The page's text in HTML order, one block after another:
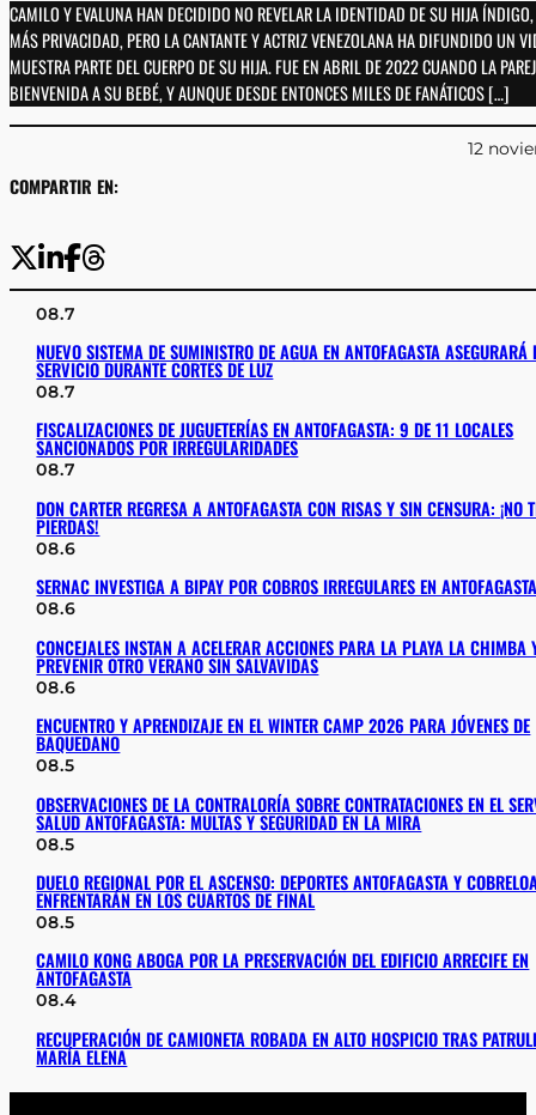
CAMILO Y EVALUNA HAN DECIDIDO NO REVELAR LA IDENTIDAD DE SU HIJA
MÁS PRIVACIDAD, PERO LA CANTANTE Y ACTRIZ VENEZOLANA HA DIFUNDIDO UN
MUESTRA PARTE DEL CUERPO DE SU HIJA. FUE EN ABRIL DE 2022 CUANDO LA
BIENVENIDA A SU BEBÉ, Y AUNQUE DESDE ENTONCES MILES DE FANÁTICOS […]
COMPARTIR EN:
12
08.7
NUEVO SISTEMA DE SUMINISTRO DE AGUA EN ANTOFAGASTA ASEGURARÁ
SERVICIO DURANTE CORTES DE LUZ
08.7
FISCALIZACIONES DE JUGUETERÍAS EN ANTOFAGASTA: 9 DE 11 LOCALES
SANCIONADOS POR IRREGULARIDADES
08.7
DON CARTER REGRESA A ANTOFAGASTA CON RISAS Y SIN CENSURA: ¡NO
PIERDAS!
08.6
SERNAC INVESTIGA A BIPAY POR COBROS IRREGULARES EN
08.6
CONCEJALES INSTAN A ACELERAR ACCIONES PARA LA PLAYA LA CHIMBA
PREVENIR OTRO VERANO SIN SALVAVIDAS
08.6
ENCUENTRO Y APRENDIZAJE EN EL WINTER CAMP 2026 PARA JÓVENES DE
BAQUEDANO
08.5
OBSERVACIONES DE LA CONTRALORÍA SOBRE CONTRATACIONES EN EL
SALUD ANTOFAGASTA: MULTAS Y SEGURIDAD EN LA MIRA
08.5
DUELO REGIONAL POR EL ASCENSO: DEPORTES ANTOFAGASTA Y
ENFRENTARÁN EN LOS CUARTOS DE FINAL
08.5
CAMILO KONG ABOGA POR LA PRESERVACIÓN DEL EDIFICIO ARRECIFE EN
ANTOFAGASTA
08.4
RECUPERACIÓN DE CAMIONETA ROBADA EN ALTO HOSPICIO TRAS
MARÍA ELENA